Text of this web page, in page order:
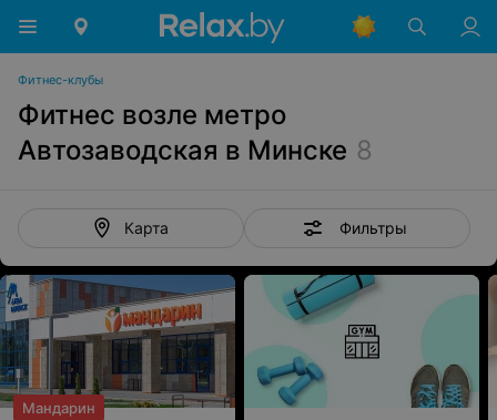
Фитнес-клубы
Фитнес возле метро
Автозаводская в Минске 8
Карта Фильтры
Мандарин